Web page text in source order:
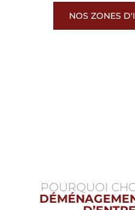
NOS ZONES
POURQUOI